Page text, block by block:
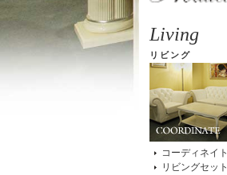
Living
リビング
コーディネイト
リビングセット